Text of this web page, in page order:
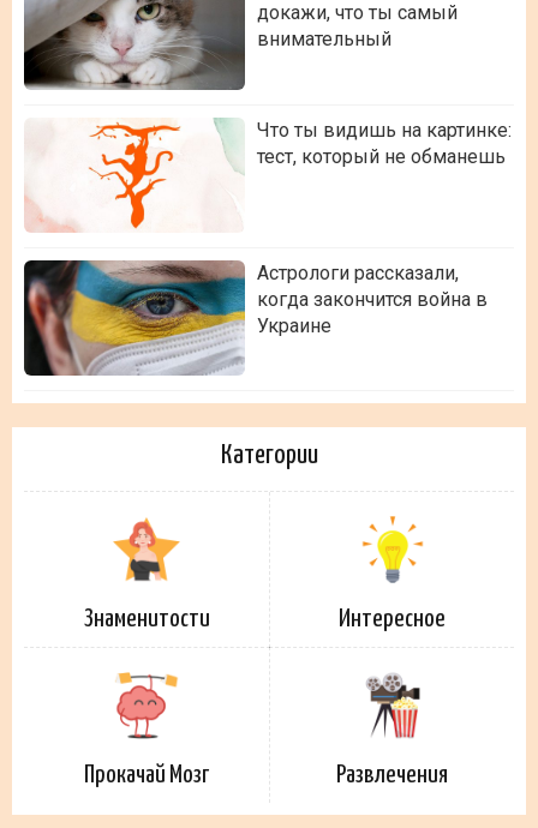
докажи, что ты самый
внимательный
Что ты видишь на картинке:
тест, который не обманешь
Астрологи рассказали,
когда закончится война в
Украине
Категории
Знаменитости Интересное
Прокачай Мозг Развлечения